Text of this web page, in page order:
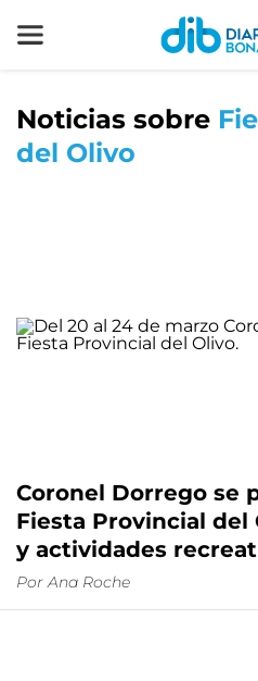
Noticias sobre
del Olivo
Coronel Dorrego se
Fiesta Provincial del
y actividades
Por Ana Roche